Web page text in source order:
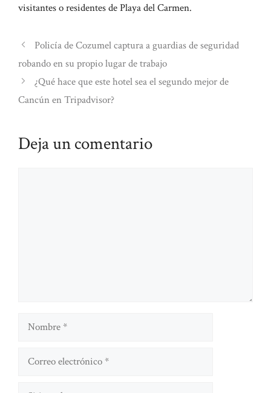
visitantes o residentes de Playa del Carmen.
Policía de Cozumel captura a guardias de seguridad
robando en su propio lugar de trabajo
¿Qué hace que este hotel sea el segundo mejor de
Cancún en Tripadvisor?
Deja un comentario
Nombre